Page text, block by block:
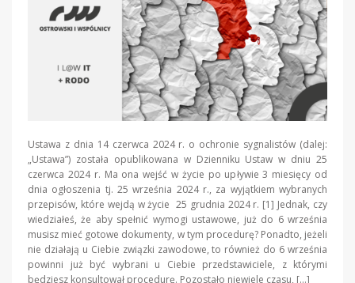
Ustawa z dnia 14 czerwca 2024 r. o ochronie sygnalistów (dalej:
„Ustawa”) została opublikowana w Dzienniku Ustaw w dniu 25
czerwca 2024 r. Ma ona wejść w życie po upływie 3 miesięcy od
dnia ogłoszenia tj. 25 września 2024 r., za wyjątkiem wybranych
przepisów, które wejdą w życie 25 grudnia 2024 r. [1] Jednak, czy
wiedziałeś, że aby spełnić wymogi ustawowe, już do 6 września
musisz mieć gotowe dokumenty, w tym procedurę? Ponadto, jeżeli
nie działają u Ciebie związki zawodowe, to również do 6 września
powinni już być wybrani u Ciebie przedstawiciele, z którymi
będziesz konsultował procedurę. Pozostało niewiele czasu, […]